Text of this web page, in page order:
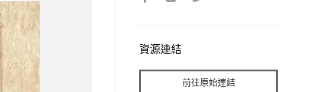
資源連結
前往原始連結